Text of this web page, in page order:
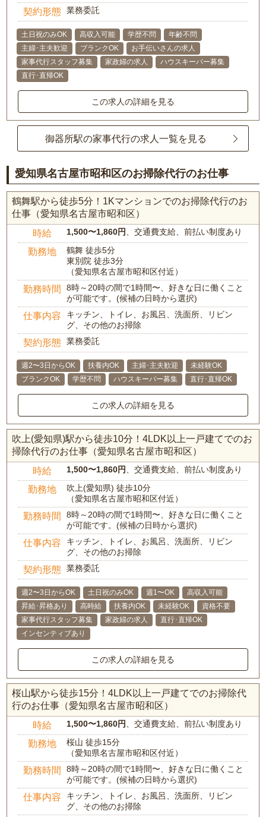
契約形態 業務委託
土日祝のみOK 高収入可能 学歴不問
年齢不問
主婦･主夫歓迎
ブランクOK
お手伝いさんの求人
家事代行スタッフ募集
家政婦の求人
ハウスキーパー募集
直行･直帰OK
この求人の詳細を見る
御器所駅の家事代行の求人一覧を見る
愛知県名古屋市昭和区のお掃除代行のお仕事
鶴舞駅から徒歩5分！1Kマンションでのお掃除代行のお
仕事（愛知県名古屋市昭和区）
時給 1,500〜1,860円 、交通費支給、前払い制度あり
勤務地
鶴舞 徒歩5分
東別院 徒歩3分
（愛知県名古屋市昭和区付近）
勤務時間
8時～20時の間で1時間〜、好きな日に働くこと
が可能です。(候補の日時から選択)
仕事内容
キッチン、トイレ、お風呂、洗面所、リビン
グ、その他のお掃除
契約形態 業務委託
週2〜3日からOK 扶養内OK 主婦･主夫歓迎
未経験OK
ブランクOK
学歴不問 ハウスキーパー募集 直行･直帰OK
この求人の詳細を見る
吹上(愛知県)駅から徒歩10分！4LDK以上一戸建てでのお
掃除代行のお仕事（愛知県名古屋市昭和区）
時給 1,500〜1,860円 、交通費支給、前払い制度あり
勤務地
吹上(愛知県) 徒歩10分
（愛知県名古屋市昭和区付近）
勤務時間
8時～20時の間で1時間〜、好きな日に働くこと
が可能です。(候補の日時から選択)
仕事内容
キッチン、トイレ、お風呂、洗面所、リビン
グ、その他のお掃除
契約形態 業務委託
週2〜3日からOK 土日祝のみOK 週1〜OK
高収入可能
昇給･昇格あり
高時給 扶養内OK 未経験OK
資格不要
家事代行スタッフ募集
家政婦の求人
直行･直帰OK
インセンティブあり
この求人の詳細を見る
桜山駅から徒歩15分！4LDK以上一戸建てでのお掃除代
行のお仕事（愛知県名古屋市昭和区）
時給 1,500〜1,860円 、交通費支給、前払い制度あり
勤務地
桜山 徒歩15分
（愛知県名古屋市昭和区付近）
勤務時間
8時～20時の間で1時間〜、好きな日に働くこと
が可能です。(候補の日時から選択)
仕事内容
キッチン、トイレ、お風呂、洗面所、リビン
グ、その他のお掃除